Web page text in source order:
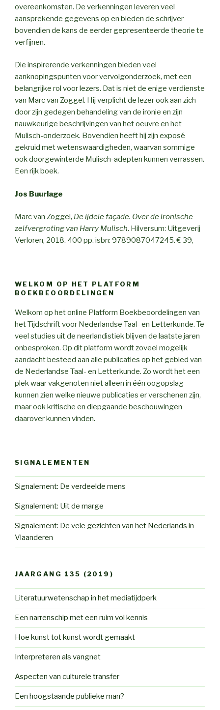
overeenkomsten. De verkenningen leveren veel
aansprekende gegevens op en bieden de schrijver
bovendien de kans de eerder gepresenteerde theorie te
verfijnen.
Die inspirerende verkenningen bieden veel
aanknopingspunten voor vervolgonderzoek, met een
belangrijke rol voor lezers. Dat is niet de enige verdienste
van Marc van Zoggel. Hij verplicht de lezer ook aan zich
door zijn gedegen behandeling van de ironie en zijn
nauwkeurige beschrijvingen van het oeuvre en het
Mulisch-onderzoek. Bovendien heeft hij zijn exposé
gekruid met wetenswaardigheden, waarvan sommige
ook doorgewinterde Mulisch-adepten kunnen verrassen.
Een rijk boek.
Jos Buurlage
Marc van Zoggel, De ijdele façade. Over de ironische
zelfvergroting van Harry Mulisch. Hilversum: Uitgeverij
Verloren, 2018. 400 pp. isbn: 9789087047245. € 39,-
WELKOM OP HET PLATFORM
BOEKBEOORDELINGEN
Welkom op het online Platform Boekbeoordelingen van
het Tijdschrift voor Nederlandse Taal- en Letterkunde. Te
veel studies uit de neerlandistiek blijven de laatste jaren
onbesproken. Op dit platform wordt zoveel mogelijk
aandacht besteed aan alle publicaties op het gebied van
de Nederlandse Taal- en Letterkunde. Zo wordt het een
plek waar vakgenoten niet alleen in één oogopslag
kunnen zien welke nieuwe publicaties er verschenen zijn,
maar ook kritische en diepgaande beschouwingen
daarover kunnen vinden.
SIGNALEMENTEN
Signalement: De verdeelde mens
Signalement: Uit de marge
Signalement: De vele gezichten van het Nederlands in
Vlaanderen
JAARGANG 135 (2019)
Literatuurwetenschap in het mediatijdperk
Een narrenschip met een ruim vol kennis
Hoe kunst tot kunst wordt gemaakt
Interpreteren als vangnet
Aspecten van culturele transfer
Een hoogstaande publieke man?